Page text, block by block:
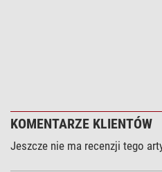
KOMENTARZE KLIENTÓW
Jeszcze nie ma recenzji tego